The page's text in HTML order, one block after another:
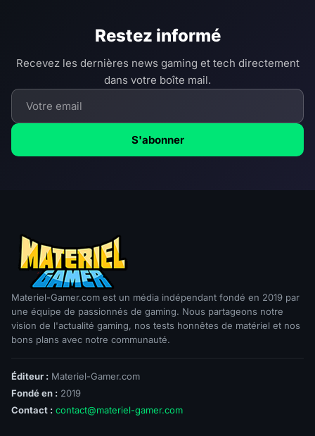
Restez informé
Recevez les dernières news gaming et tech directement
dans votre boîte mail.
S'abonner
Materiel-Gamer.com est un média indépendant fondé en 2019 par
une équipe de passionnés de gaming. Nous partageons notre
vision de l'actualité gaming, nos tests honnêtes de matériel et nos
bons plans avec notre communauté.
Éditeur : Materiel-Gamer.com
Fondé en : 2019
Contact : contact@materiel-gamer.com